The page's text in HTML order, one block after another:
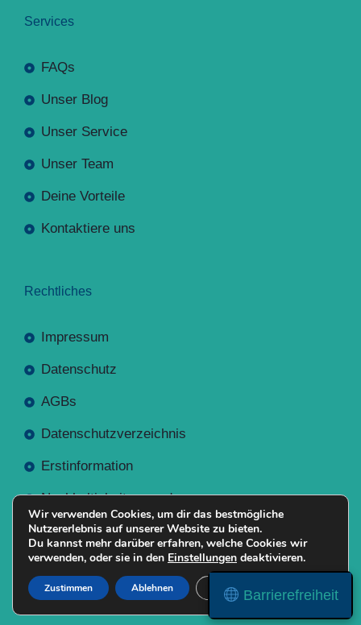
Services
FAQs
Unser Blog
Unser Service
Unser Team
Deine Vorteile
Kontaktiere uns
Rechtliches
Impressum
Datenschutz
AGBs
Datenschutzverzeichnis
Erstinformation
Nachhaltigkeitsverordnung
Mit Erstellt NR-Webservices.de
Barrierefreiheit
Wir verwenden Cookies, um dir das bestmögliche
Nutzererlebnis auf unserer Website zu bieten.
Du kannst mehr darüber erfahren, welche Cookies wir
verwenden, oder sie in den Einstellungen deaktivieren.
Zustimmen Ablehnen Einstellungen